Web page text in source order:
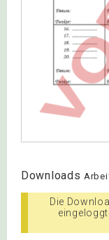
Downloads
Die